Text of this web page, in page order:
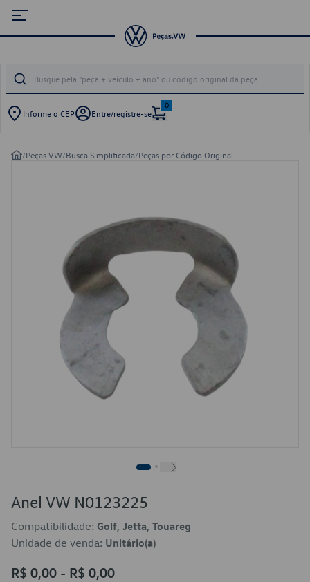
Informe o CEP Entre/registre-se
0
/Peças VW/Busca Simplificada/Peças por Código Original
Anel VW N0123225
Compatibilidade: Golf, Jetta, Touareg
Unidade de venda: Unitário(a)
R$ 0,00 - R$ 0,00